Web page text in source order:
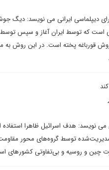
دیپلماسی ایرانی می نویسد: دیگ
است که توسط ایران آغاز و سپس
روش قورباغه پخته است. در این روش به
توسط گروه‌های محور مقاومت
چین و روسیه و بی‌تفاوتی کشورهای